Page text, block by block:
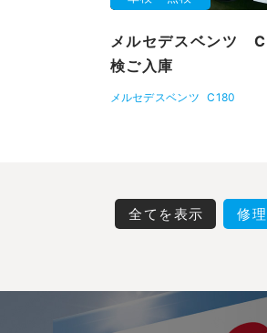
メルセデスベンツ
検ご入庫
メルセデスベンツ C180
全てを表示 修